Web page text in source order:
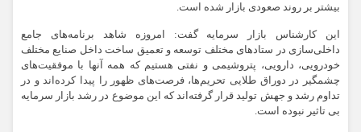
بیشتر بر روند صعودی بازار شده است.
این کارشناس بازار سرمایه گفت: امروزه شاهد برنامه‌های جامع
داخلی‌سازی در ستادهای مختلف توسعه و تعمیق ساخت داخل صنایع مختلف
خودرویی،‌ دارویی،‌ پتروشیمی و نفتی هستیم که همه آنها با موفقیت‌های
چشمگیر در دوراق طلایی تحریم‌ها، فرصت‌های ظهور را پیدا کرده‌اند و در
تداوم رشد و جهش تولید قرار گرفته‌اند که این موضوع در رشد بازار سرمایه
بی تاثیر نبوده است.